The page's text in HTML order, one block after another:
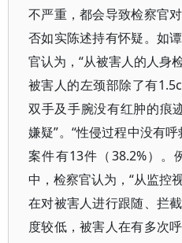
不严重，都会导致检察官
否如实陈述持有怀疑。如
官认为，“从被害人的人身
被害人的左颈部除了有
双手及手腕没有红肿的痕
嫌疑”。“性侵过程中没有
案件有13件（38.2%）。
中，检察官认为，“从监控
在对被害人进行跟随、拦
度较低，被害人在有多次